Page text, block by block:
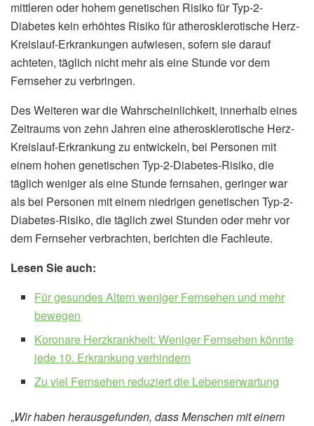
mittleren oder hohem genetischen Risiko für Typ-2-
Diabetes kein erhöhtes Risiko für atherosklerotische Herz-
Kreislauf-Erkrankungen aufwiesen, sofern sie darauf
achteten, täglich nicht mehr als eine Stunde vor dem
Fernseher zu verbringen.
Des Weiteren war die Wahrscheinlichkeit, innerhalb eines
Zeitraums von zehn Jahren eine atherosklerotische Herz-
Kreislauf-Erkrankung zu entwickeln, bei Personen mit
einem hohen genetischen Typ-2-Diabetes-Risiko, die
täglich weniger als eine Stunde fernsahen, geringer war
als bei Personen mit einem niedrigen genetischen Typ-2-
Diabetes-Risiko, die täglich zwei Stunden oder mehr vor
dem Fernseher verbrachten, berichten die Fachleute.
Lesen Sie auch:
Für gesundes Altern weniger Fernsehen und mehr
bewegen
Koronare Herzkrankheit: Weniger Fernsehen könnte
jede 10. Erkrankung verhindern
Zu viel Fernsehen reduziert die Lebenserwartung
„Wir haben herausgefunden, dass Menschen mit einem